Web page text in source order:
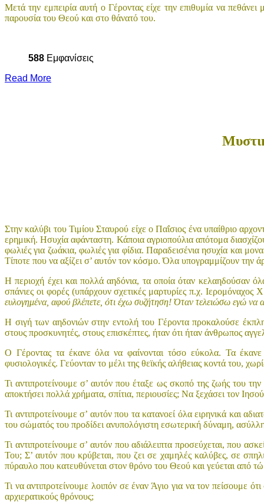
Μετά την εμπειρία αυτή ο Γέροντας είχε την επιθυμία να
παρουσία του Θεού και στο θάνατό του.
588 Εμφανίσεις
Read More
Στην καλύβι του Τιμίου Σταυρού είχε ο Παΐσιος ένα υπαίθριο
ερημική. Ησυχία αφάνταστη. Κάποια αγριοπούλια απότομα
φωλιές για ζωάκια, φωλιές για φίδια. Παραδεισένια ησυχία και
Τίποτε που να αξίζει σ’ αυτόν τον κόσμο. Όλα υπογραμμίζουν την
Η περιοχή έχει και πολλά αηδόνια, τα οποία όταν κελαηδούσαν
σπάνιες οι φορές (υπάρχουν σχετικές μαρτυρίες π.χ.
ευλογημένα, αφού βλέπετε, ότι έχω συζήτηση! Όταν τελειώσω εγώ να
Η σιγή των αηδονιών στην εντολή του Γέροντα προκαλούσε
στους προσκυνητές, στους επισκέπτες, ήταν ότι ήταν άνθρωπος
Ο Γέροντας τα έκανε όλα να φαίνονται τόσο εύκολα. Τα έκανε
φυσιολογικές. Γεύονταν το μέλι της θεϊκής αλήθειας κοντά του,
Τι αντιπροτείνουμε σ’ αυτόν που έταξε ως σκοπό της ζωής του
αποκτήσει πολλά χρήματα, σπίτια, περιουσίες; Να ξεχάσει τον
Τι αντιπροτείνουμε σ’ αυτόν που τα κατανοεί όλα ειρηνικά και
του σώματός του προδίδει ανυπολόγιστη εσωτερική δύναμη,
Τι αντιπροτείνουμε σ’ αυτόν που αδιάλειπτα προσεύχεται, που
Του; Σ’ αυτόν που κρύβεται, που ζει σε χαμηλές καλύβες, σε
πύραυλο που κατευθύνεται στον θρόνο του Θεού και γεύεται από
Τι να αντιπροτείνουμε λοιπόν σε έναν Άγιο για να τον πείσουμε
αρχιερατικούς θρόνους;